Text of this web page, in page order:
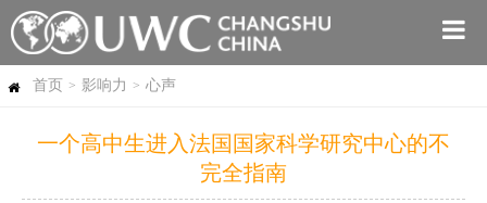
首页 > 影响力 > 心声
一个高中生进入法国国家科学研究中心的不
完全指南